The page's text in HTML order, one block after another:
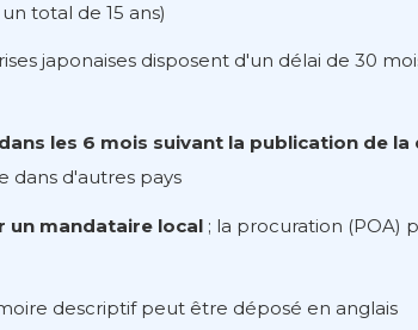
total de 15 ans)
japonaises disposent d'un délai de 30
dans les 6 mois suivant la publication de la
dans d'autres pays
un mandataire local ; la procuration (POA)
descriptif peut être déposé en anglais